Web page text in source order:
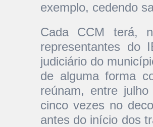
exemplo, cedendo
Cada CCM terá,
representantes do
judiciário do
de alguma forma
reúnam, entre
cinco vezes no
antes do início dos